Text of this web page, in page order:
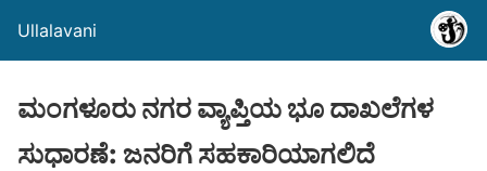
Ullalavani
ಮಂಗಳೂರು ನಗರ ವ್ಯಾಪ್ತಿಯ ಭೂ ದಾಖಲೆಗಳ
ಸುಧಾರಣೆ: ಜನರಿಗೆ ಸಹಕಾರಿಯಾಗಲಿದೆ